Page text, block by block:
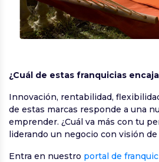
¿Cuál de estas franquicias
Innovación, rentabilidad,
de estas marcas responde a una
emprender. ¿Cuál va más con tu
liderando un negocio con visión
Entra en nuestro portal de